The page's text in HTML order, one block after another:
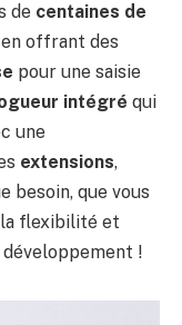
de centaines de
offrant des
pour une saisie
intégré qui
une
extensions,
besoin, que vous
la flexibilité et
!